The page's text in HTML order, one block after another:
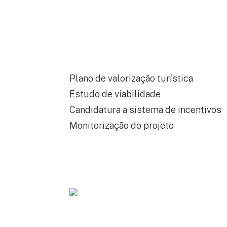
Plano de valorização turística
Estudo de viabilidade
Candidatura a sistema de incentivos
Monitorização do projeto